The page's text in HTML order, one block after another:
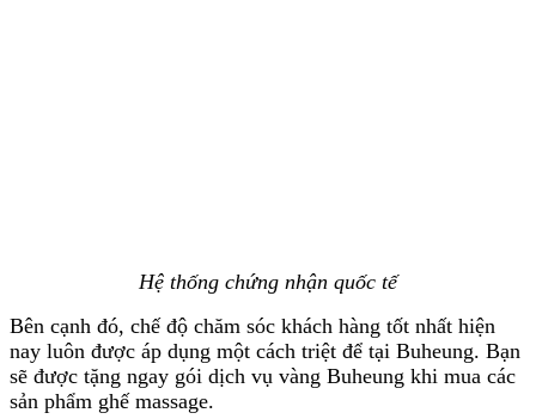
Hệ thống chứng nhận quốc tế
Bên cạnh đó, chế độ chăm sóc khách hàng tốt nhất hiện
nay luôn được áp dụng một cách triệt để tại Buheung. Bạn
sẽ được tặng ngay gói dịch vụ vàng Buheung khi mua các
sản phẩm ghế massage.